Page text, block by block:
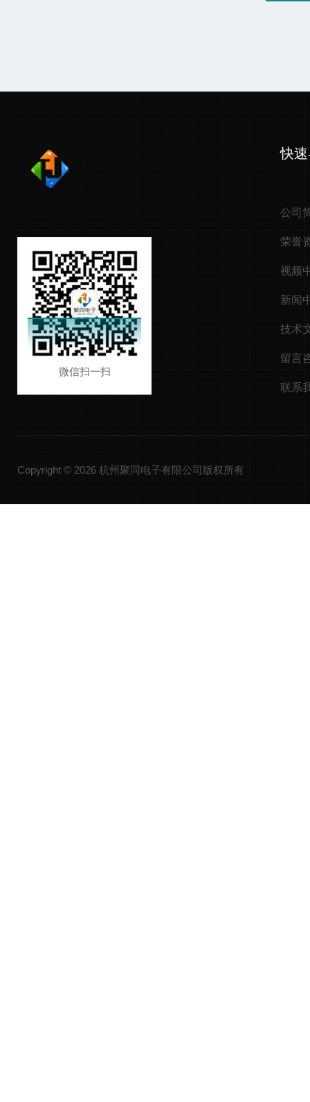
微信扫一扫
快
公司
荣誉
视频
新闻
技术
留言
联系
Copyright © 2026 杭州聚同电子有限公司版权所有